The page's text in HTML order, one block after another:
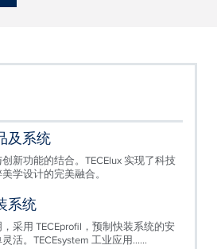
及系统
新功能的结合。TECElux 实现了科技
学设计的完美融合。
系统
采用 TECEprofil，预制快装系统的安
活。TECEsystem 工业应用……